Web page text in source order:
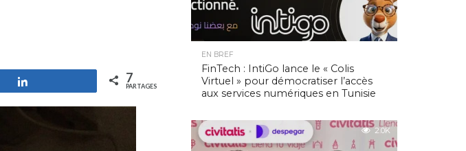
7
PARTAGES
EN BREF
FinTech : IntiGo lance le « Colis
Virtuel » pour démocratiser l’accès
aux services numériques en Tunisie
2.0K